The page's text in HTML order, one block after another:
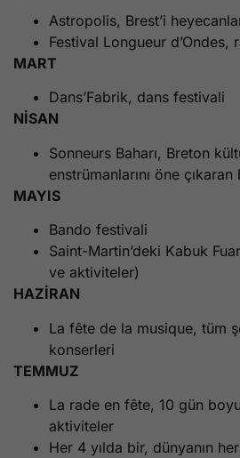
Astropolis, Brest’i
Festival Longueur d’Ondes,
MART
Dans’Fabrik, dans festivali
NİSAN
Sonneurs Baharı, Breton
enstrümanlarını öne
MAYIS
Bando festivali
Saint-Martin’deki Kabuk
ve aktiviteler)
HAZİRAN
La fête de la musique, tüm
konserleri
TEMMUZ
La rade en fête, 10 gün
aktiviteler
Her 4 yılda bir, dünyanın